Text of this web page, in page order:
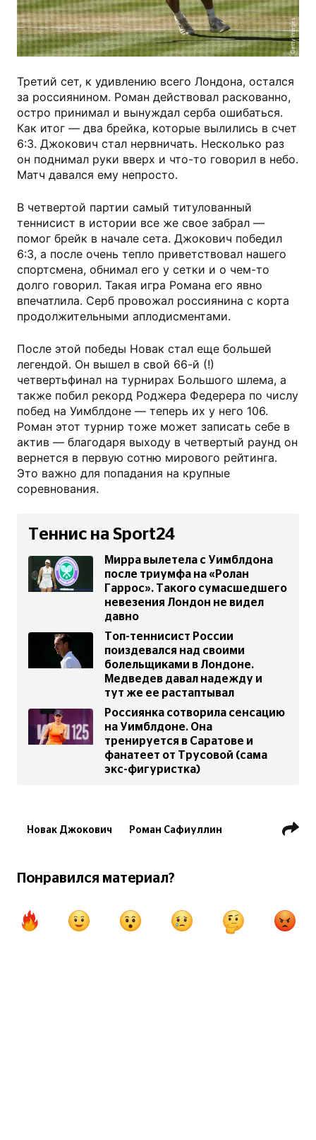
Getty Images
Третий сет, к удивлению всего Лондона, остался
за россиянином. Роман действовал раскованно,
остро принимал и вынуждал серба ошибаться.
Как итог — два брейка, которые вылились в счет
6:3. Джокович стал нервничать. Несколько раз
он поднимал руки вверх и что-то говорил в небо.
Матч давался ему непросто.
В четвертой партии самый титулованный
теннисист в истории все же свое забрал —
помог брейк в начале сета. Джокович победил
6:3, а после очень тепло приветствовал нашего
спортсмена, обнимал его у сетки и о чем-то
долго говорил. Такая игра Романа его явно
впечатлила. Серб провожал россиянина с корта
продолжительными аплодисментами.
После этой победы Новак стал еще большей
легендой. Он вышел в свой 66-й (!)
четвертьфинал на турнирах Большого шлема, а
также побил рекорд Роджера Федерера по числу
побед на Уимблдоне — теперь их у него 106.
Роман этот турнир тоже может записать себе в
актив — благодаря выходу в четвертый раунд он
вернется в первую сотню мирового рейтинга.
Это важно для попадания на крупные
соревнования.
Теннис на Sport24
Мирра вылетела с Уимблдона
после триумфа на «Ролан
Гаррос». Такого сумасшедшего
невезения Лондон не видел
давно
Топ-теннисист России
поиздевался над своими
болельщиками в Лондоне.
Медведев давал надежду и
тут же ее растаптывал
Россиянка сотворила сенсацию
на Уимблдоне. Она
тренируется в Саратове и
фанатеет от Трусовой (сама
экс-фигуристка)
Новак Джокович Роман Сафиуллин
Понравился материал?